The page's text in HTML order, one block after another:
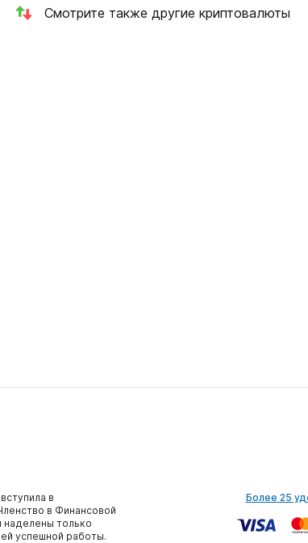
Смотрите также другие криптовалюты
в
в Финансовой
наделены только
успешной работы.
Более 25